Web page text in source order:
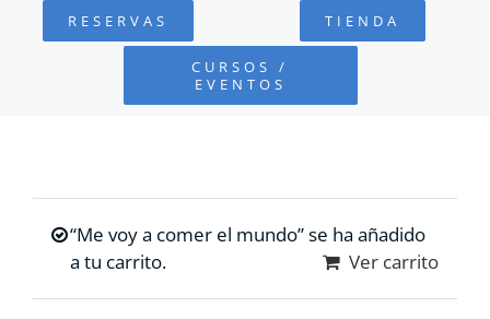
FUNDACIÓN
RESERVAS TIENDA
CURSOS /
EVENTOS
“Me voy a comer el mundo” se ha añadido
a tu carrito.
Ver carrito